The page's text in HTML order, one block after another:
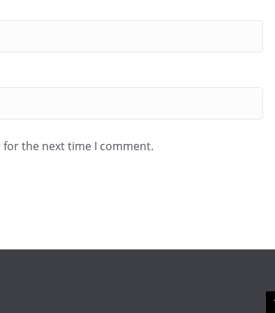
for the next time I comment.